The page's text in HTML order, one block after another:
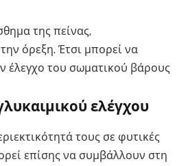
της πείνας,
όρεξη. Έτσι μπορεί να
έλεγχο του σωματικού βάρους
ελέγχου
τους σε φυτικές
επίσης να συμβάλλουν στη